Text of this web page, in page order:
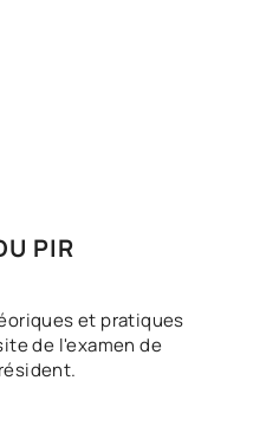
PIR
et pratiques
de l'examen de